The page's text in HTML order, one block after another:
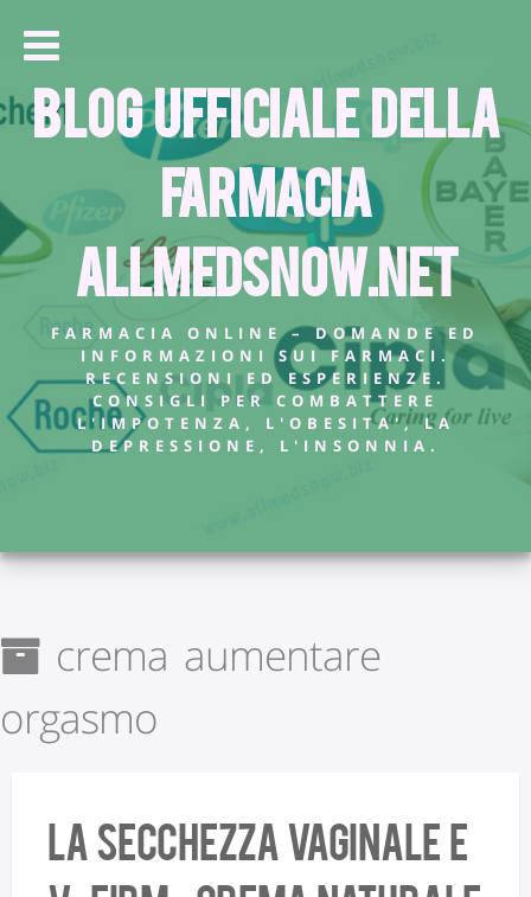
Blog Ufficiale della
farmacia
allmedsnow.net
FARMACIA ONLINE – DOMANDE ED
INFORMAZIONI SUI FARMACI.
RECENSIONI ED ESPERIENZE.
CONSIGLI PER COMBATTERE
L'IMPOTENZA, L'OBESITA', LA
DEPRESSIONE, L'INSONNIA.
crema aumentare
orgasmo
La secchezza vaginale e